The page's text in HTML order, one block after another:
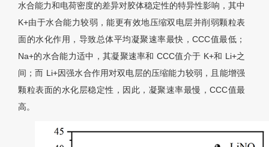
水合能力和电荷密度的差异对胶体稳定性的特异性影响，其中
K+由于水合能力较弱，能更有效地压缩双电层并削弱颗粒表
面的水化作用，导致总体平均凝聚速率最快，CCC值最低；
Na+的水合能力适中，其凝聚速率和 CCC值介于 K+和 Li+之
间；而 Li+因强水合作用对双电层的压缩能力较弱，且能增强
颗粒表面的水化层稳定性，因此，凝聚速率最慢，CCC值最
高。